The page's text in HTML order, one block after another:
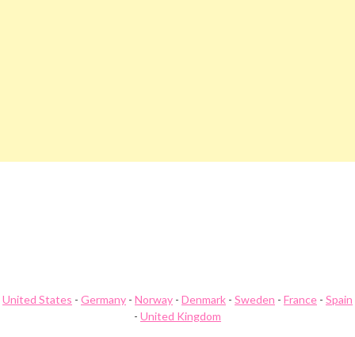
United States - Germany - Norway - Denmark - Sweden - France - Spain
- United Kingdom